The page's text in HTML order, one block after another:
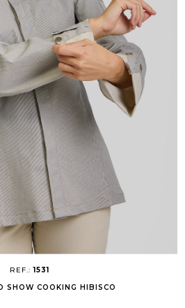
REF.:1531
SHOW COOKING HIBISCO